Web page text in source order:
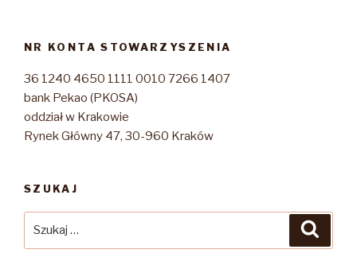
NR KONTA STOWARZYSZENIA
36 1240 4650 1111 0010 7266 1407
bank Pekao (PKOSA)
oddział w Krakowie
Rynek Główny 47, 30-960 Kraków
SZUKAJ